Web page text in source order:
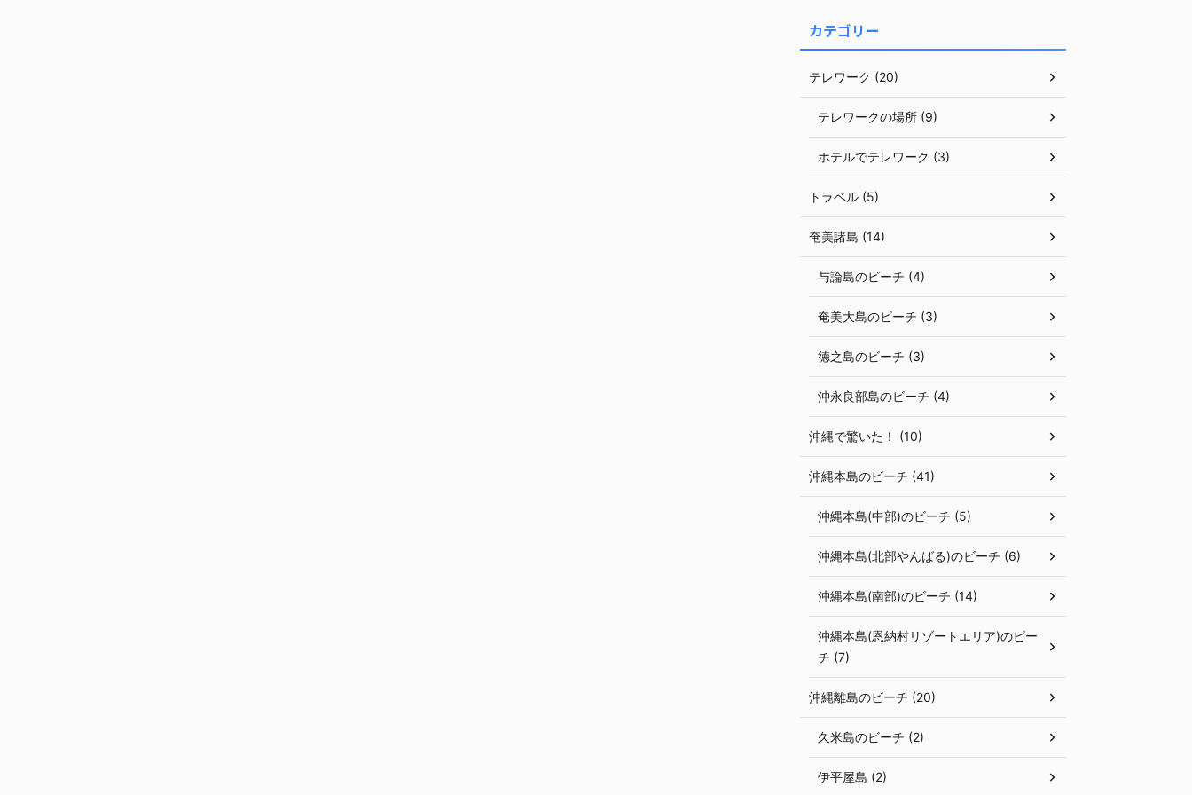
カテゴリー
テレワーク (20)
テレワークの場所 (9)
ホテルでテレワーク (3)
トラベル (5)
奄美諸島 (14)
与論島のビーチ (4)
奄美大島のビーチ (3)
徳之島のビーチ (3)
沖永良部島のビーチ (4)
沖縄で驚いた！ (10)
沖縄本島のビーチ (41)
沖縄本島(中部)のビーチ (5)
沖縄本島(北部やんばる)のビーチ (6)
沖縄本島(南部)のビーチ (14)
沖縄本島(恩納村リゾートエリア)のビー
チ (7)
沖縄離島のビーチ (20)
久米島のビーチ (2)
伊平屋島 (2)